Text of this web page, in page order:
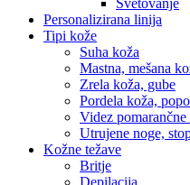
Svetovanje
Personalizirana linija
Tipi kože
Suha koža
Mastna, mešana
Zrela koža, gube
Pordela koža,
Videz pomarančne
Utrujene noge,
Kožne težave
Britje
Depilacija